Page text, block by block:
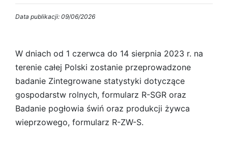
Data publikacji: 09/06/2026
W dniach od 1 czerwca do 14 sierpnia 2023 r. na
terenie całej Polski zostanie przeprowadzone
badanie Zintegrowane statystyki dotyczące
gospodarstw rolnych, formularz R-SGR oraz
Badanie pogłowia świń oraz produkcji żywca
wieprzowego, formularz R-ZW-S.